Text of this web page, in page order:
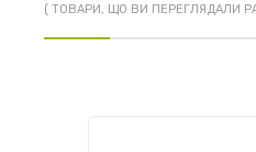
( ТОВАРИ, ЩО ВИ ПЕРЕГЛЯДАЛИ